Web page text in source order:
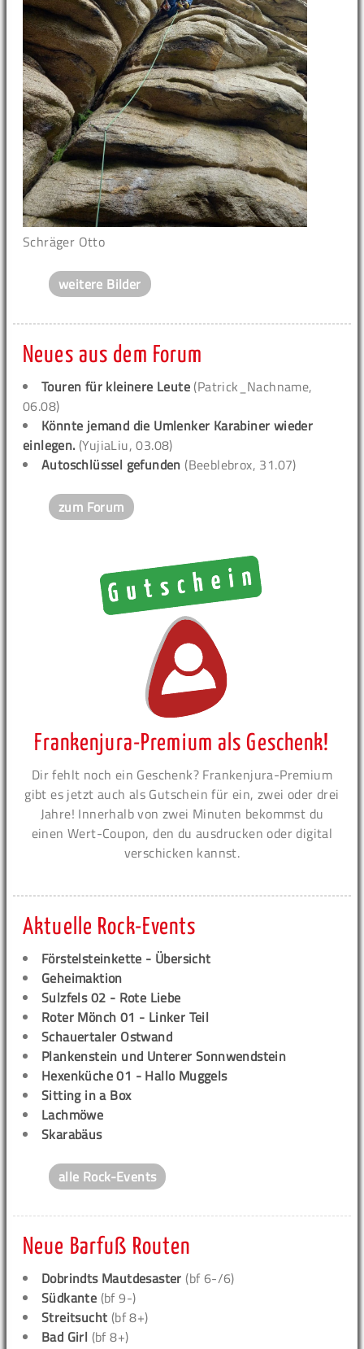
Schräger Otto
weitere Bilder
Neues aus dem Forum
Touren für kleinere Leute (Patrick_Nachname,
06.08)
Könnte jemand die Umlenker Karabiner wieder
einlegen. (YujiaLiu, 03.08)
Autoschlüssel gefunden (Beeblebrox, 31.07)
zum Forum
Frankenjura-Premium als Geschenk!
Dir fehlt noch ein Geschenk? Frankenjura-Premium
gibt es jetzt auch als Gutschein für ein, zwei oder drei
Jahre! Innerhalb von zwei Minuten bekommst du
einen Wert-Coupon, den du ausdrucken oder digital
verschicken kannst.
Aktuelle Rock-Events
Förstelsteinkette - Übersicht
Geheimaktion
Sulzfels 02 - Rote Liebe
Roter Mönch 01 - Linker Teil
Schauertaler Ostwand
Plankenstein und Unterer Sonnwendstein
Hexenküche 01 - Hallo Muggels
Sitting in a Box
Lachmöwe
Skarabäus
alle Rock-Events
Neue Barfuß Routen
Dobrindts Mautdesaster (bf 6-/6)
Südkante (bf 9-)
Streitsucht (bf 8+)
Bad Girl (bf 8+)